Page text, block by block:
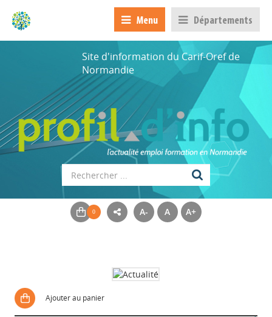
Menu Départements
Site d'information du Carif-Oref de
Normandie
A- A A+
Ajouter au panier